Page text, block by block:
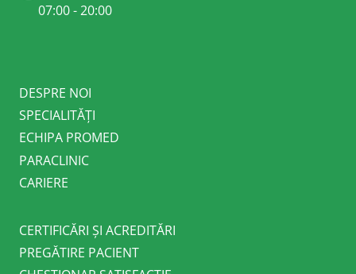
07:00 - 20:00
DESPRE NOI
SPECIALITĂȚI
ECHIPA PROMED
PARACLINIC
CARIERE
CERTIFICĂRI ȘI ACREDITĂRI
PREGĂTIRE PACIENT